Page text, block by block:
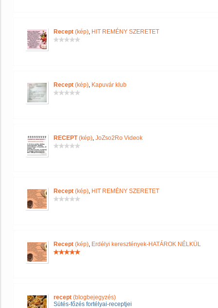
Recept (kép), HIT REMÉNY SZERETET
Recept (kép), Kapuvár klub
RECEPT(kép), JoZso2Ro Videok
Recept (kép), HIT REMÉNY SZERETET
Recept (kép), Erdélyi keresztények-HATÁROK NÉLKÜL
recept (blogbejegyzés)
Sütés-főzés fortélyai-receptjei